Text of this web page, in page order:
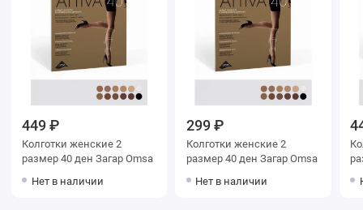
449 ₽
Колготки женские 2
размер 40 ден Загар Omsa
Нет в наличии
299 ₽
Колготки женские 2
размер 40 ден Загар Omsa
Нет в наличии